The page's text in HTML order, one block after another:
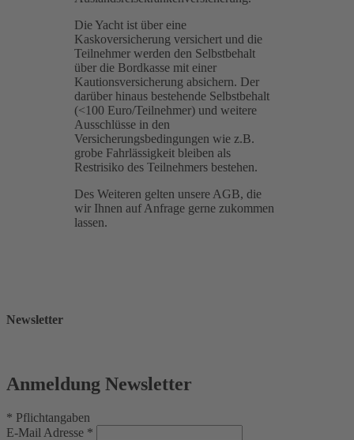
Die Yacht ist über eine
Kaskoversicherung versichert und die
Teilnehmer werden den Selbstbehalt
über die Bordkasse mit einer
Kautionsversicherung absichern. Der
darüber hinaus bestehende Selbstbehalt
(<100 Euro/Teilnehmer) und weitere
Ausschlüsse in den
Versicherungsbedingungen wie z.B.
grobe Fahrlässigkeit bleiben als
Restrisiko des Teilnehmers bestehen.
Des Weiteren gelten unsere AGB, die
wir Ihnen auf Anfrage gerne zukommen
lassen.
Newsletter
Anmeldung Newsletter
* Pflichtangaben
E-Mail Adresse *